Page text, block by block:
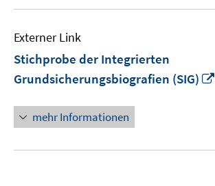
Externer Link
Stichprobe der Integrierten
Grundsicherungsbiografien (SIG)
mehr Informationen